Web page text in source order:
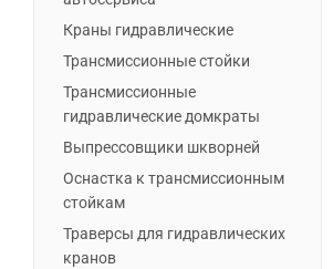
Краны гидравлические
Трансмиссионные стойки
Трансмиссионные
гидравлические домкраты
Выпрессовщики шкворней
Оснастка к трансмиссионным
стойкам
Траверсы для гидравлических
кранов